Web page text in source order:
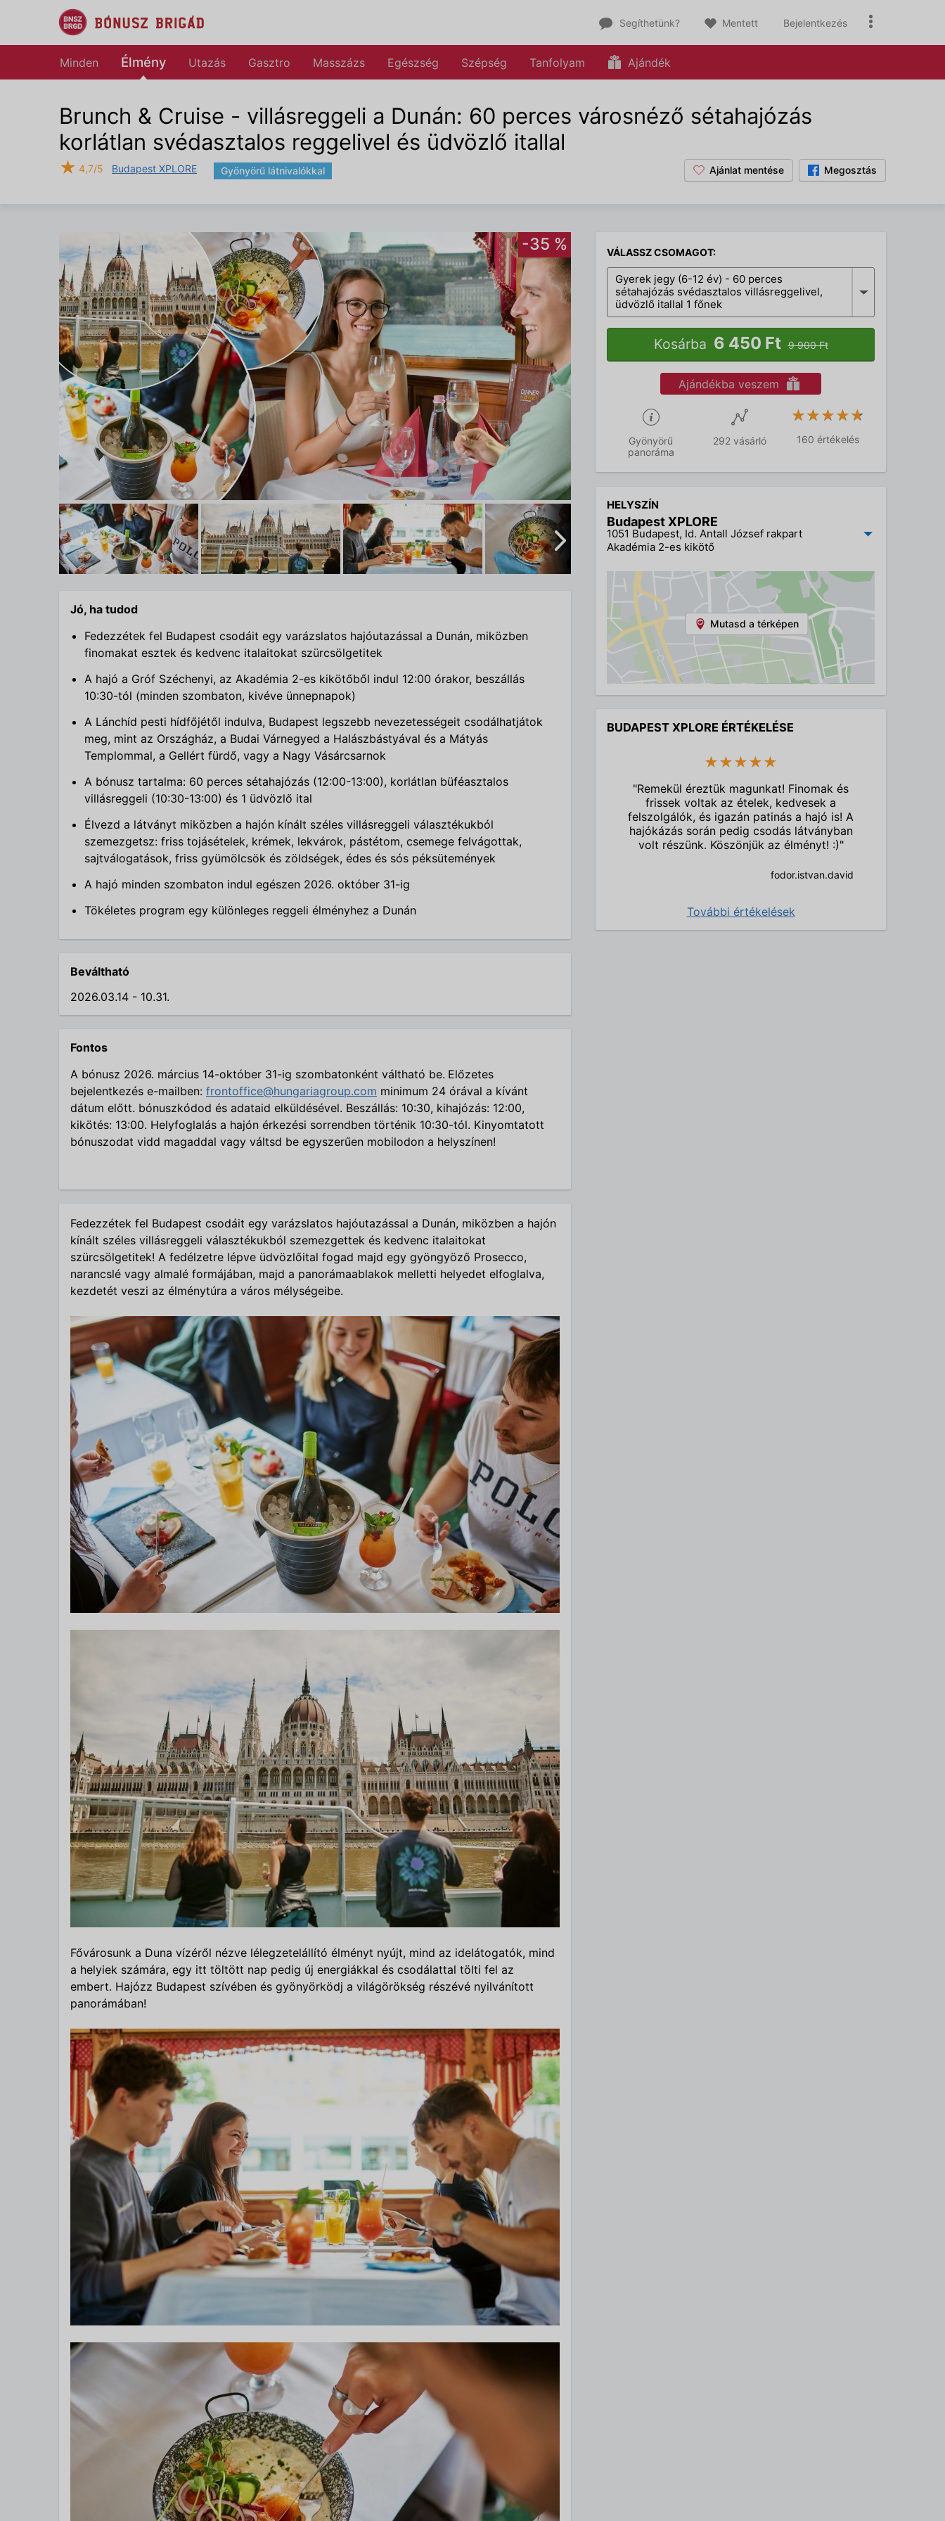
Segíthetünk? Mentett Bejelentkezés
Minden Élmény Utazás Gasztro Masszázs Egészség Szépség Tanfolyam Ajándék
Brunch & Cruise - villásreggeli a Dunán: 60 perces városnéző sétahajózás
korlátlan svédasztalos reggelivel és üdvözlő itallal
Megosztás
Ajánlat mentése
★ 4,7/5 Budapest XPLORE Gyönyörű látnivalókkal
-35 % VÁLASSZ CSOMAGOT:
Gyerek jegy (6-12 év) - 60 perces
sétahajózás svédasztalos villásreggelivel,
üdvözlő itallal 1 főnek
Kosárba 6 450 Ft 9 900 Ft
Ajándékba veszem
Gyönyörű
panoráma
292 vásárló
★★★★★
★★★★★
160 értékelés
HELYSZÍN
Budapest XPLORE
1051 Budapest, Id. Antall József rakpart
Akadémia 2-es kikötő
Mutasd a térképen
BUDAPEST XPLORE ÉRTÉKELÉSE
★★★★★
"Remekül éreztük magunkat! Finomak és
frissek voltak az ételek, kedvesek a
felszolgálók, és igazán patinás a hajó is! A
hajókázás során pedig csodás látványban
volt részünk. Köszönjük az élményt! :)"
fodor.istvan.david
További értékelések
Jó, ha tudod
Fedezzétek fel Budapest csodáit egy varázslatos hajóutazással a Dunán, miközben
finomakat esztek és kedvenc italaitokat szürcsölgetitek
A hajó a Gróf Széchenyi, az Akadémia 2-es kikötőből indul 12:00 órakor, beszállás
10:30-tól (minden szombaton, kivéve ünnepnapok)
A Lánchíd pesti hídfőjétől indulva, Budapest legszebb nevezetességeit csodálhatjátok
meg, mint az Országház, a Budai Várnegyed a Halászbástyával és a Mátyás
Templommal, a Gellért fürdő, vagy a Nagy Vásárcsarnok
A bónusz tartalma: 60 perces sétahajózás (12:00-13:00), korlátlan büféasztalos
villásreggeli (10:30-13:00) és 1 üdvözlő ital
Élvezd a látványt miközben a hajón kínált széles villásreggeli választékukból
szemezgetsz: friss tojásételek, krémek, lekvárok, pástétom, csemege felvágottak,
sajtválogatások, friss gyümölcsök és zöldségek, édes és sós péksütemények
A hajó minden szombaton indul egészen 2026. október 31-ig
Tökéletes program egy különleges reggeli élményhez a Dunán
Beváltható
2026.03.14 - 10.31.
Fontos
A bónusz 2026. március 14-október 31-ig szombatonként váltható be. Előzetes
bejelentkezés e-mailben: frontoffice@hungariagroup.com minimum 24 órával a kívánt
dátum előtt. bónuszkódod és adataid elküldésével. Beszállás: 10:30, kihajózás: 12:00,
kikötés: 13:00. Helyfoglalás a hajón érkezési sorrendben történik 10:30-tól. Kinyomtatott
bónuszodat vidd magaddal vagy váltsd be egyszerűen mobilodon a helyszínen!
Fedezzétek fel Budapest csodáit egy varázslatos hajóutazással a Dunán, miközben a hajón
kínált széles villásreggeli választékukból szemezgettek és kedvenc italaitokat
szürcsölgetitek! A fedélzetre lépve üdvözlőital fogad majd egy gyöngyöző Prosecco,
narancslé vagy almalé formájában, majd a panorámaablakok melletti helyedet elfoglalva,
kezdetét veszi az élménytúra a város mélységeibe.
Fővárosunk a Duna vízéről nézve lélegzetelállító élményt nyújt, mind az idelátogatók, mind
a helyiek számára, egy itt töltött nap pedig új energiákkal és csodálattal tölti fel az
embert. Hajózz Budapest szívében és gyönyörködj a világörökség részévé nyilvánított
panorámában!